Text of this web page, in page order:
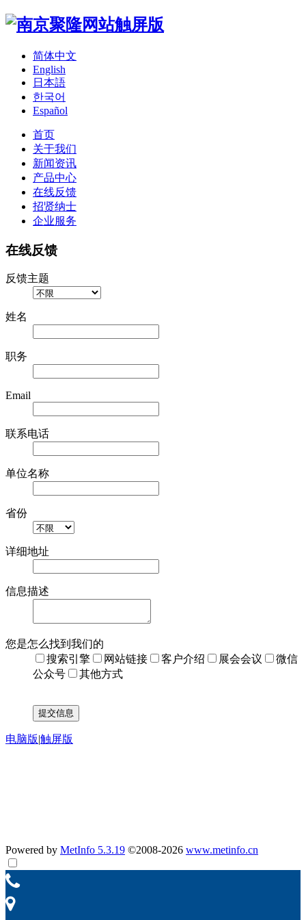
简体中文
English
日本語
한국어
Español
首页
关于我们
新闻资讯
产品中心
在线反馈
招贤纳士
企业服务
在线反馈
反馈主题
姓名
职务
Email
联系电话
单位名称
省份
详细地址
信息描述
您是怎么找到我们的
搜索引擎
网站链接 客户介绍 展会会议
微信
公众号
其他方式
电脑版|触屏版
Powered by MetInfo 5.3.19 ©2008-2026 www.metinfo.cn